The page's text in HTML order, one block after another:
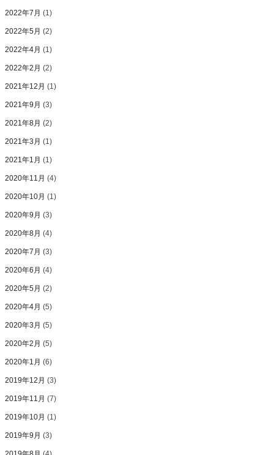
2022年7月 (1)
2022年5月 (2)
2022年4月 (1)
2022年2月 (2)
2021年12月 (1)
2021年9月 (3)
2021年8月 (2)
2021年3月 (1)
2021年1月 (1)
2020年11月 (4)
2020年10月 (1)
2020年9月 (3)
2020年8月 (4)
2020年7月 (3)
2020年6月 (4)
2020年5月 (2)
2020年4月 (5)
2020年3月 (5)
2020年2月 (5)
2020年1月 (6)
2019年12月 (3)
2019年11月 (7)
2019年10月 (1)
2019年9月 (3)